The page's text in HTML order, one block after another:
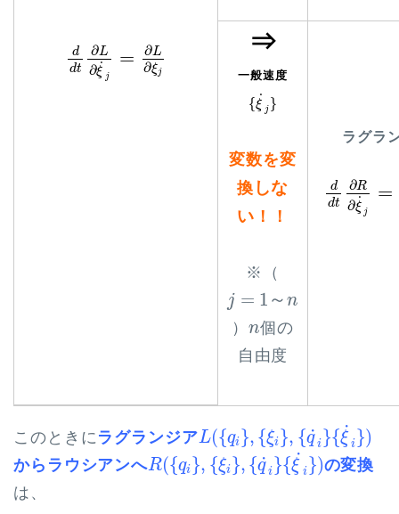
d
dt
∂L
∂˙
ξ j
= ∂L
∂ξj
dd t∂L =∂ ⇒
一般速度
{˙
ξ j }
˙
変数を変
換 しな
い ！！
※（
j = 1 ～n
= ～
）n
n個の
自由度
ラグラ
d
dt
∂R
∂˙
ξ j
=
dd t∂R
このときに ラグランジアL({qi}, {ξi}, {˙
q i}{˙
ξ i})
L { q }, ξi } {q i }{ ξ˙ i} )
からラウシアンへR({qi}, {ξi}, {˙
q i}{˙
ξ i})
R ({q }, ξi },{q ˙i }{ξ˙i})
の変換
は、